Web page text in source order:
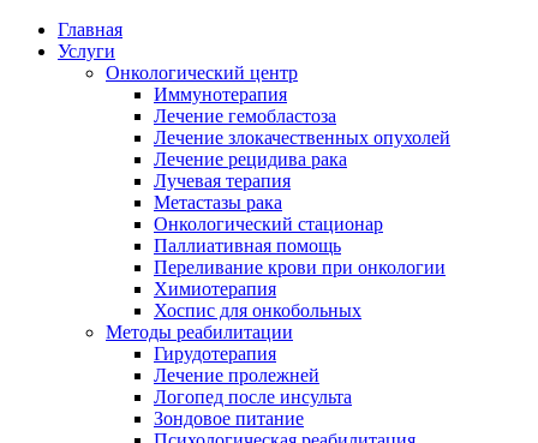
Главная
Услуги
Онкологический центр
Иммунотерапия
Лечение гемобластоза
Лечение злокачественных опухолей
Лечение рецидива рака
Лучевая терапия
Метастазы рака
Онкологический стационар
Паллиативная помощь
Переливание крови при онкологии
Химиотерапия
Хоспис для онкобольных
Методы реабилитации
Гирудотерапия
Лечение пролежней
Логопед после инсульта
Зондовое питание